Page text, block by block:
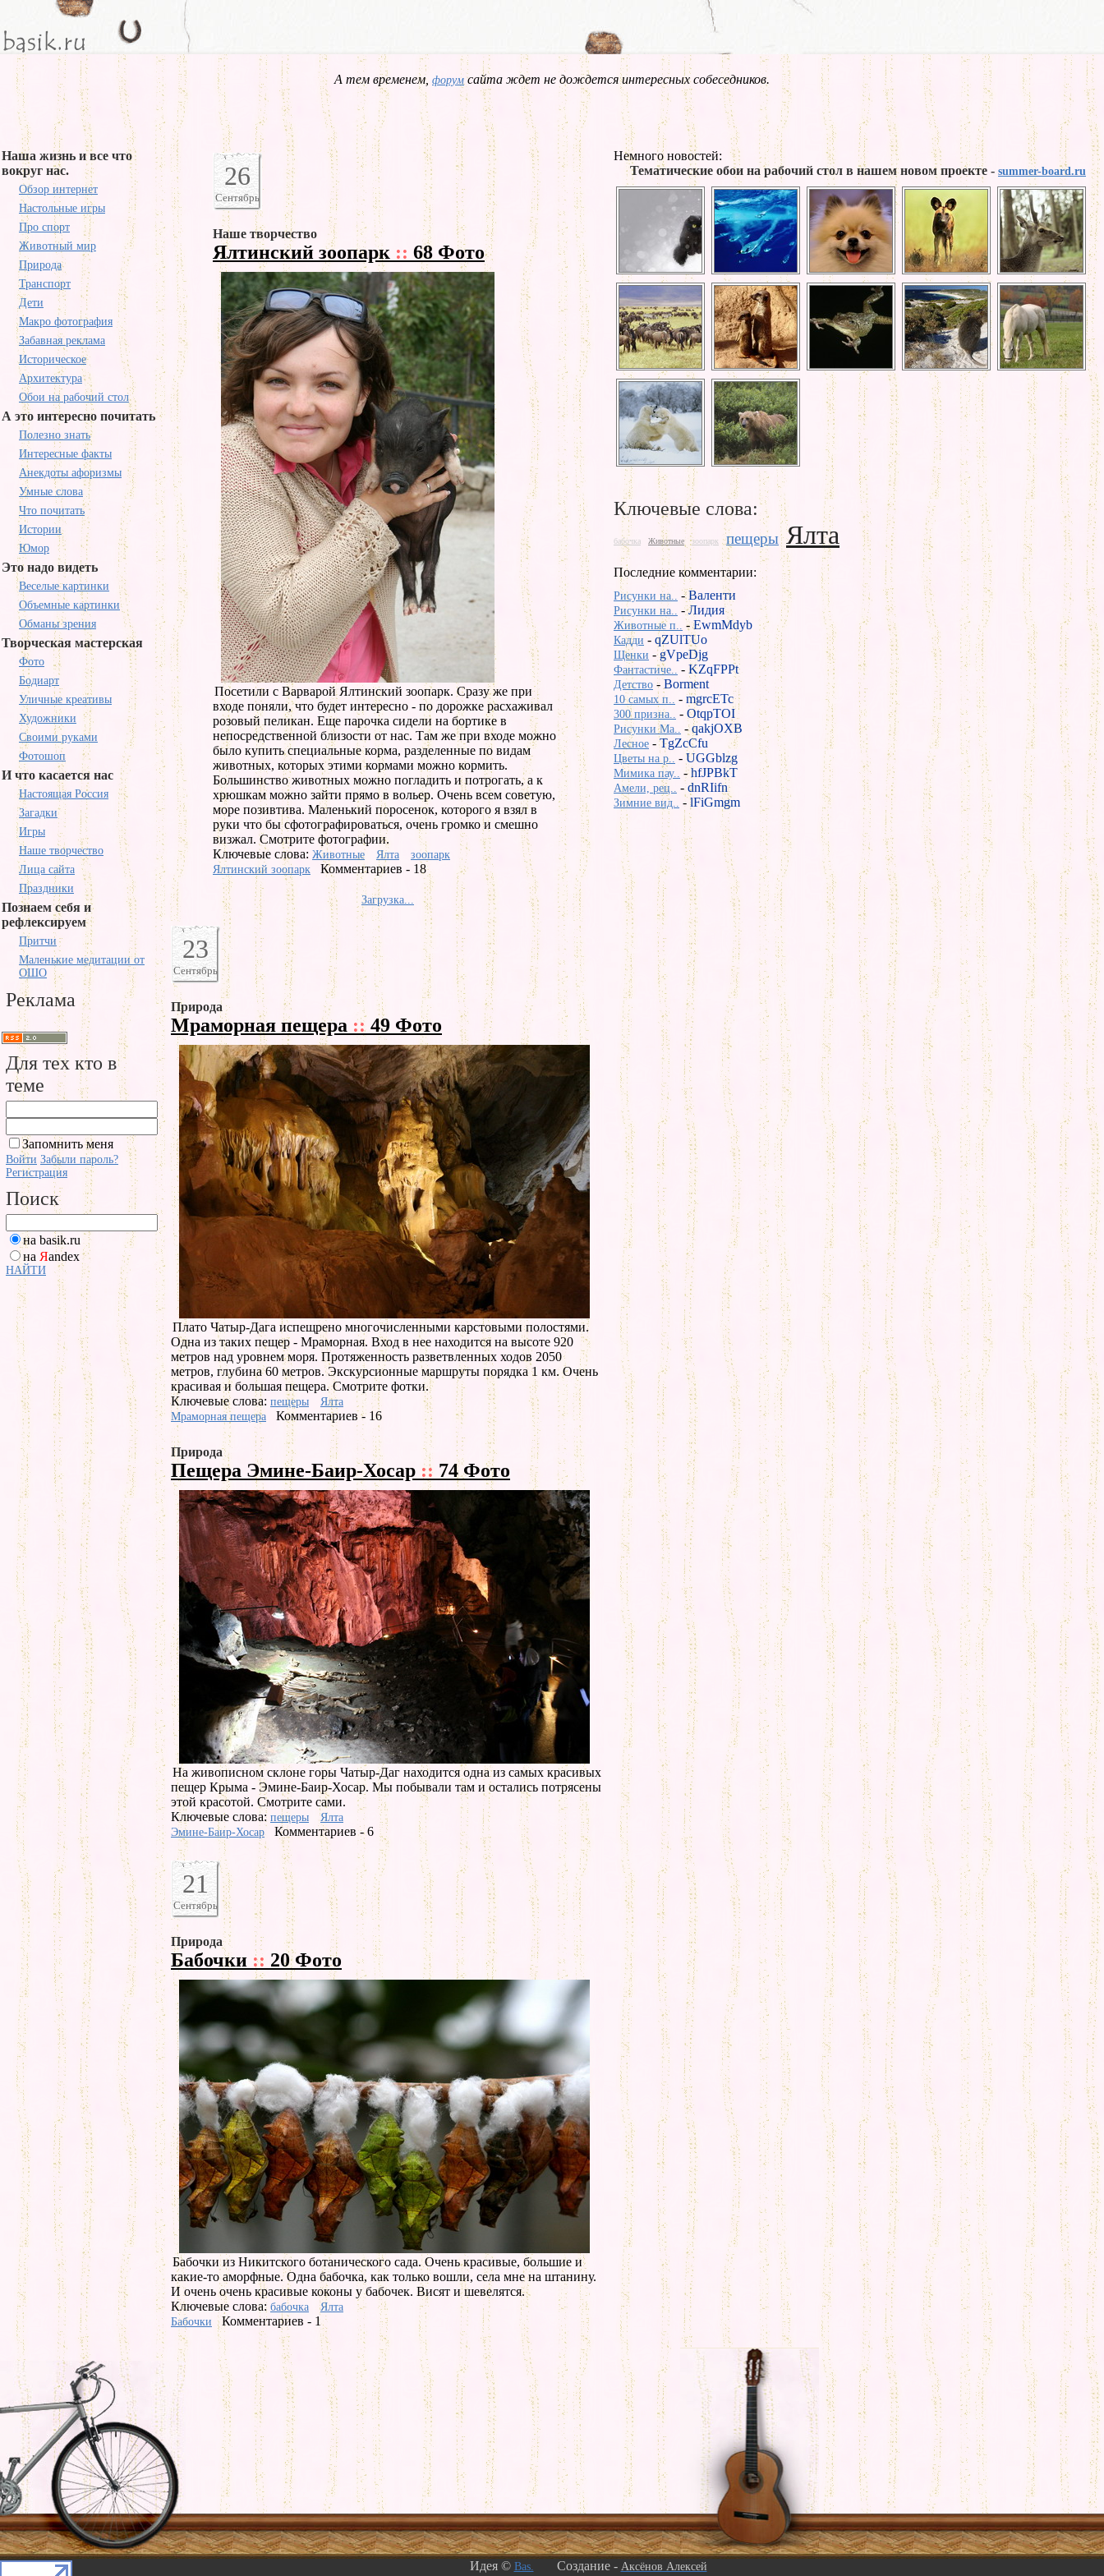
А тем временем, форум сайта ждет не дождется интересных собеседников.
Наша жизнь и все что
вокруг нас.
Обзор интернет
Настольные игры
Про спорт
Животный мир
Природа
Транспорт
Дети
Макро фотография
Забавная реклама
Историческое
Архитектура
Обои на рабочий стол
А это интересно почитать
Полезно знать
Интересные факты
Анекдоты афоризмы
Умные слова
Что почитать
Истории
Юмор
Это надо видеть
Веселые картинки
Объемные картинки
Обманы зрения
Творческая мастерская
Фото
Бодиарт
Уличные креативы
Художники
Своими руками
Фотошоп
И что касается нас
Настоящая Россия
Загадки
Игры
Наше творчество
Лица сайта
Праздники
Познаем себя и
рефлексируем
Притчи
Маленькие медитации от
ОШО
Реклама
Для тех кто в
теме
Запомнить меня
Войти Забыли пароль?
Регистрация
Поиск
на basik.ru
на Яandex
НАЙТИ
26
Сентябрь
Наше творчество
Ялтинский зоопарк :: 68 Фото
Посетили с Варварой Ялтинский зоопарк. Сразу же при
входе поняли, что будет интересно - по дорожке расхаживал
розовый пеликан. Еще парочка сидели на бортике в
непосредственной близости от нас. Там же при входе можно
было купить специальные корма, разделенные по видам
животных, которых этими кормами можно кормить.
Большинство животных можно погладить и потрогать, а к
хрюшкам можно зайти прямо в вольер. Очень всем советую,
море позивтива. Маленький поросенок, которого я взял в
руки что бы сфотографироваться, очень громко и смешно
визжал. Смотрите фотографии.
Ключевые слова: Животные Ялта
зоопарк
Ялтинский зоопарк
Комментариев - 18
Загрузка...
23
Сентябрь
Природа
Мраморная пещера :: 49 Фото
Плато Чатыр-Дага испещрено многочисленными карстовыми полостями.
Одна из таких пещер - Мраморная. Вход в нее находится на высоте 920
метров над уровнем моря. Протяженность разветвленных ходов 2050
метров, глубина 60 метров. Экскурсионные маршруты порядка 1 км. Очень
красивая и большая пещера. Смотрите фотки.
Ключевые слова: пещеры
Ялта
Мраморная пещера
Комментариев - 16
Природа
Пещера Эмине-Баир-Хосар :: 74 Фото
На живописном склоне горы Чатыр-Даг находится одна из самых красивых
пещер Крыма - Эмине-Баир-Хосар. Мы побывали там и остались потрясены
этой красотой. Смотрите сами.
Ключевые слова: пещеры
Ялта
Эмине-Баир-Хосар
Комментариев - 6
21
Сентябрь
Природа
Бабочки :: 20 Фото
Бабочки из Никитского ботанического сада. Очень красивые, большие и
какие-то аморфные. Одна бабочка, как только вошли, села мне на штанину.
И очень очень красивые коконы у бабочек. Висят и шевелятся.
Ключевые слова: бабочка
Ялта
Бабочки
Комментариев - 1
Немного новостей:
Тематические обои на рабочий стол в нашем новом проекте - summer-board.ru
Ключевые слова:
бабочка Животные зоопарк пещеры Ялта
Последние комментарии:
Рисунки на.. -Валенти
Рисунки на.. -Лидия
Животные п.. -EwmMdyb
Кадди - qZUlTUo
Щенки -gVpeDjg
Фантастиче.. - KZqFPPt
Детство - Borment
10 самых п.. - mgrcETc
300 призна.. - OtqpTOI
Рисунки Ma.. -qakjOXB
Лесное -TgZcCfu
Цветы на р.. - UGGblzg
Мимика пау.. -hfJPBkT
Амели, рец.. - dnRIifn
Зимние вид.. -lFiGmgm
Идея © Bas. Создание - Аксёнов Алексей